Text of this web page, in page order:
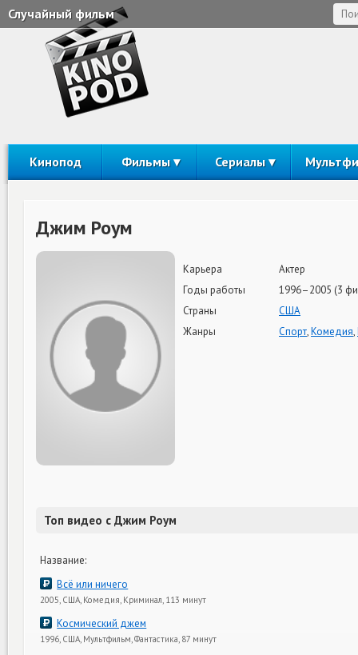
Случайный фильм
Кинопод Фильмы Сериалы
Джим Роум
Карьера
Актер
Годы работы
1996–2005 (3
Страны
США
Жанры
Спорт,Комедия,
Топ видео с Джим Роум
Название:
Всё или ничего
2005, США, Комедия, Криминал, 113 минут
Космический джем
1996, США, Мультфильм, Фантастика, 87 минут